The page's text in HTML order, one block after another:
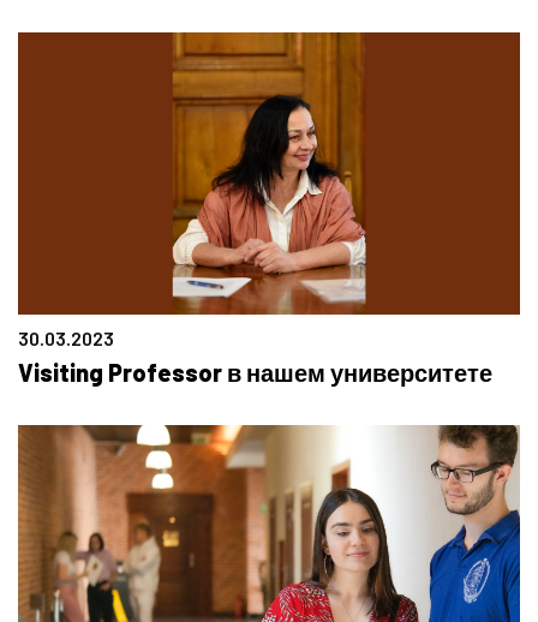
30.03.2023
Visiting Professor в нашем университете